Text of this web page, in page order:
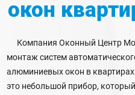
окон
Компания Оконный Центр
монтаж систем
алюминиевых окон в квартирах
это небольшой прибор,